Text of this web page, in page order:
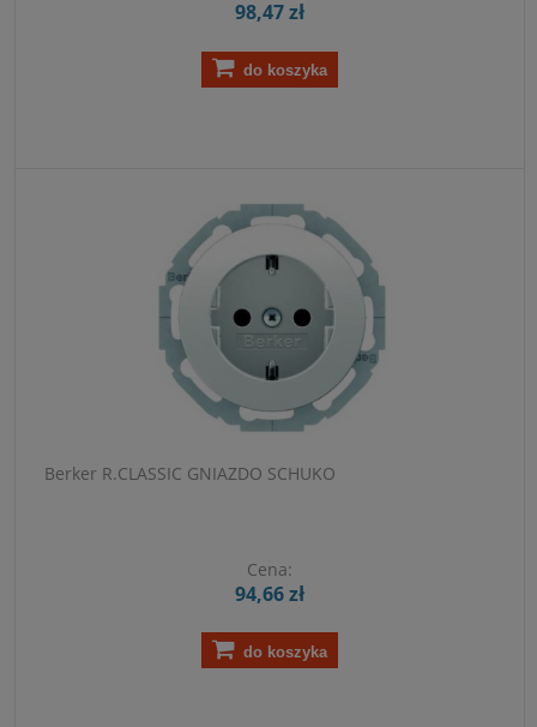
98,47 zł
do koszyka
Berker R.CLASSIC GNIAZDO SCHUKO
Cena:
94,66 zł
do koszyka